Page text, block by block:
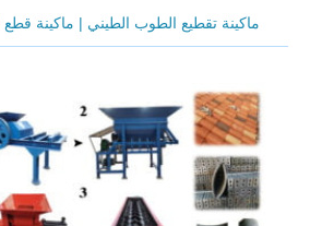
ماكينة تقطيع الطوب الطيني | ماكينة قطع